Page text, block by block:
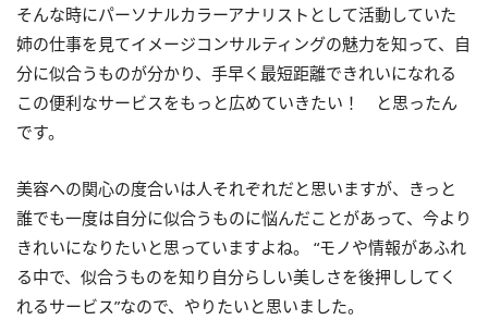
そんな時にパーソナルカラーアナリストとして活動していた
姉の仕事を見てイメージコンサルティングの魅力を知って、自
分に似合うものが分かり、手早く最短距離できれいになれる
この便利なサービスをもっと広めていきたい！ と思ったん
です。
美容への関心の度合いは人それぞれだと思いますが、きっと
誰でも一度は自分に似合うものに悩んだことがあって、今より
きれいになりたいと思っていますよね。 “モノや情報があふれ
る中で、似合うものを知り自分らしい美しさを後押ししてく
れるサービス”なので、やりたいと思いました。